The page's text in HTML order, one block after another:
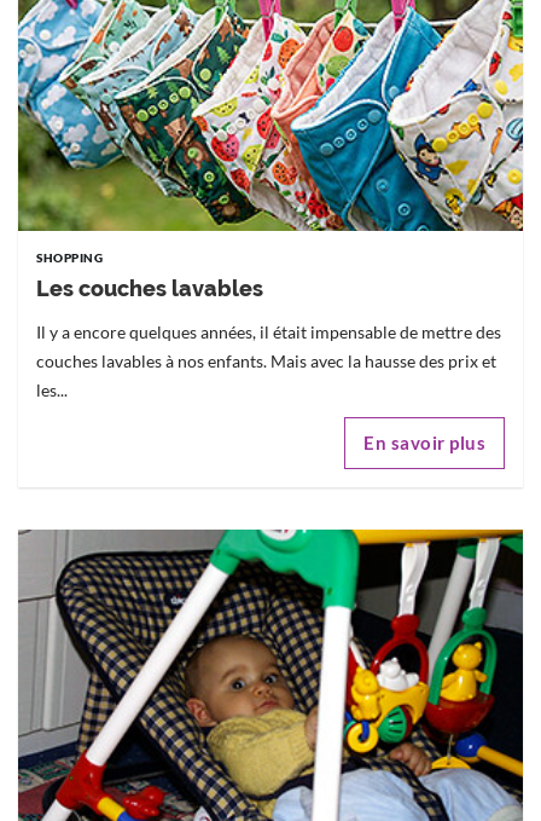
SHOPPING
Les couches lavables
Il y a encore quelques années, il était impensable de mettre des
couches lavables à nos enfants. Mais avec la hausse des prix et
les...
En savoir plus